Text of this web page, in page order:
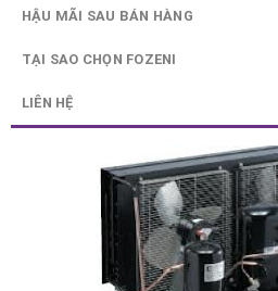
HẬU MÃI SAU BÁN HÀNG
TẠI SAO CHỌN FOZENI
LIÊN HỆ